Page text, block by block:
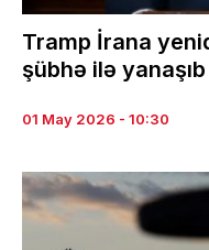
Tramp İrana
şübhə ilə yanaşıb
01 May 2026 - 10:30